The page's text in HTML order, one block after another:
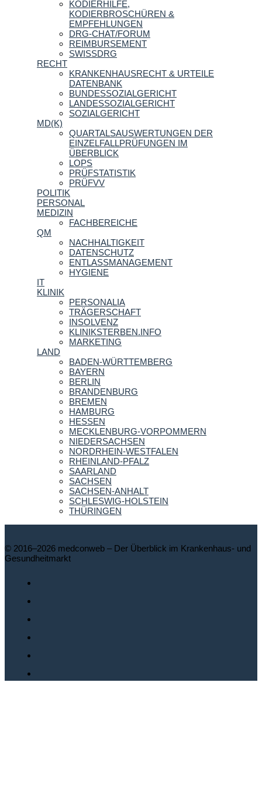
KODIERHILFE,
KODIERBROSCHÜREN &
EMPFEHLUNGEN
DRG-CHAT/FORUM
REIMBURSEMENT
SWISSDRG
RECHT
KRANKENHAUSRECHT & URTEILE
DATENBANK
BUNDESSOZIALGERICHT
LANDESSOZIALGERICHT
SOZIALGERICHT
MD(K)
QUARTALSAUSWERTUNGEN DER
EINZELFALLPRÜFUNGEN IM
ÜBERBLICK
LOPS
PRÜFSTATISTIK
PRÜFVV
POLITIK
PERSONAL
MEDIZIN
FACHBEREICHE
QM
NACHHALTIGKEIT
DATENSCHUTZ
ENTLASSMANAGEMENT
HYGIENE
IT
KLINIK
PERSONALIA
TRÄGERSCHAFT
INSOLVENZ
KLINIKSTERBEN.INFO
MARKETING
LAND
BADEN-WÜRTTEMBERG
BAYERN
BERLIN
BRANDENBURG
BREMEN
HAMBURG
HESSEN
MECKLENBURG-VORPOMMERN
NIEDERSACHSEN
NORDRHEIN-WESTFALEN
RHEINLAND-PFALZ
SAARLAND
SACHSEN
SACHSEN-ANHALT
SCHLESWIG-HOLSTEIN
THÜRINGEN
© 2016–2026 medconweb – Der Überblick im Krankenhaus- und
Gesundheitmarkt